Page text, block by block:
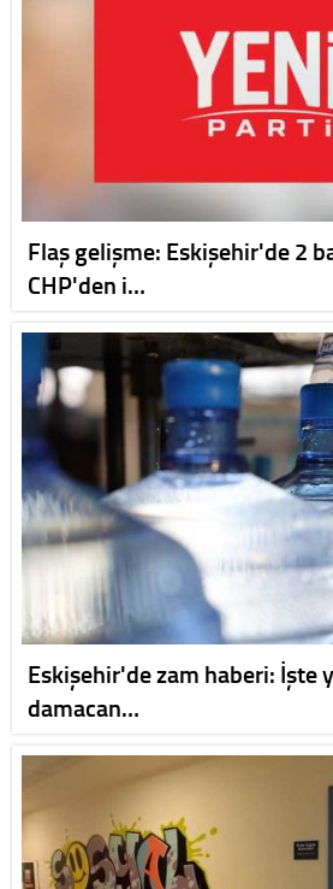
Flaş gelişme: Eskişehir'de 2
CHP'den i…
Eskişehir'de zam haberi: İşte
damacan…